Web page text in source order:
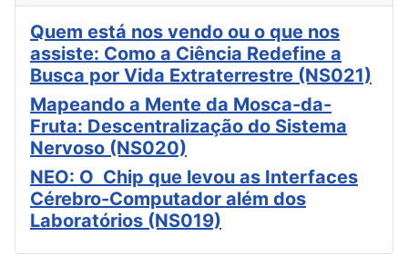
Quem está nos vendo ou o que nos
assiste: Como a Ciência Redefine a
Busca por Vida Extraterrestre (NS021)
Mapeando a Mente da Mosca-da-
Fruta: Descentralização do Sistema
Nervoso (NS020)
NEO: O Chip que levou as Interfaces
Cérebro-Computador além dos
Laboratórios (NS019)